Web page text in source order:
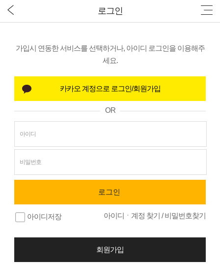
로그인
가입시 연동한 서비스를 선택하거나, 아이디 로그인을 이용해주
세요.
OR
아이디저장 아이디ㆍ계정 찾기 /비밀번호찾기
회원가입